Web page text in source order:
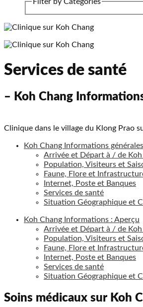
Services de santé
– Koh Chang
Clinique dans le village du Klong Prao
Koh Chang Informations
Arrivée et Départ à / de Koh
Population, Visiteurs et
Faune, Flore et
Internet, Poste et Banques
Services de santé
Situation Géographique et
Koh Chang Informations : Aperçu
Arrivée et Départ à / de Koh
Population, Visiteurs et
Faune, Flore et
Internet, Poste et Banques
Services de santé
Situation Géographique et
Soins médicaux sur Koh